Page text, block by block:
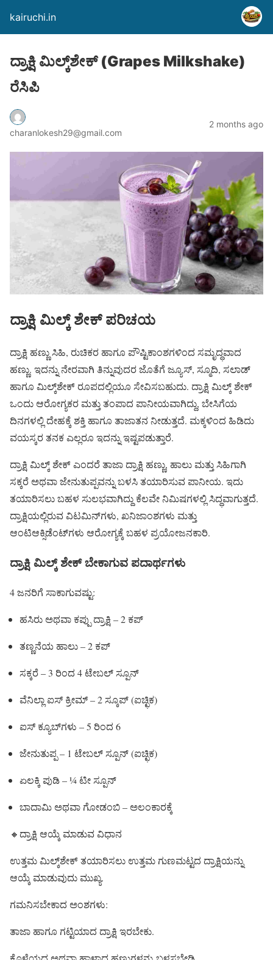
kairuchi.in
ದ್ರಾಕ್ಷಿ ಮಿಲ್ಕ್‌ಶೇಕ್ (Grapes Milkshake)
ರೆಸಿಪಿ
charanlokesh29@gmail.com
2 months ago
ದ್ರಾಕ್ಷಿ ಮಿಲ್ಕ್‌ ಶೇಕ್ ಪರಿಚಯ
ದ್ರಾಕ್ಷಿ ಹಣ್ಣು ಸಿಹಿ, ರುಚಿಕರ ಹಾಗೂ ಪೌಷ್ಟಿಕಾಂಶಗಳಿಂದ ಸಮೃದ್ಧವಾದ
ಹಣ್ಣು. ಇದನ್ನು ನೇರವಾಗಿ ತಿನ್ನುವುದರ ಜೊತೆಗೆ ಜ್ಯೂಸ್, ಸ್ಮೂದಿ, ಸಲಾಡ್
ಹಾಗೂ ಮಿಲ್ಕ್‌ಶೇಕ್ ರೂಪದಲ್ಲಿಯೂ ಸೇವಿಸಬಹುದು. ದ್ರಾಕ್ಷಿ ಮಿಲ್ಕ್‌ ಶೇಕ್
ಒಂದು ಆರೋಗ್ಯಕರ ಮತ್ತು ತಂಪಾದ ಪಾನೀಯವಾಗಿದ್ದು, ಬೇಸಿಗೆಯ
ದಿನಗಳಲ್ಲಿ ದೇಹಕ್ಕೆ ಶಕ್ತಿ ಹಾಗೂ ತಾಜಾತನ ನೀಡುತ್ತದೆ. ಮಕ್ಕಳಿಂದ ಹಿಡಿದು
ವಯಸ್ಕರ ತನಕ ಎಲ್ಲರೂ ಇದನ್ನು ಇಷ್ಟಪಡುತ್ತಾರೆ.
ದ್ರಾಕ್ಷಿ ಮಿಲ್ಕ್‌ ಶೇಕ್ ಎಂದರೆ ತಾಜಾ ದ್ರಾಕ್ಷಿ ಹಣ್ಣು, ಹಾಲು ಮತ್ತು ಸಿಹಿಗಾಗಿ
ಸಕ್ಕರೆ ಅಥವಾ ಜೇನುತುಪ್ಪವನ್ನು ಬಳಸಿ ತಯಾರಿಸುವ ಪಾನೀಯ. ಇದು
ತಯಾರಿಸಲು ಬಹಳ ಸುಲಭವಾಗಿದ್ದು ಕೆಲವೇ ನಿಮಿಷಗಳಲ್ಲಿ ಸಿದ್ಧವಾಗುತ್ತದೆ.
ದ್ರಾಕ್ಷಿಯಲ್ಲಿರುವ ವಿಟಮಿನ್‌ಗಳು, ಖನಿಜಾಂಶಗಳು ಮತ್ತು
ಆಂಟಿಆಕ್ಸಿಡೆಂಟ್‌ಗಳು ಆರೋಗ್ಯಕ್ಕೆ ಬಹಳ ಪ್ರಯೋಜನಕಾರಿ.
ದ್ರಾಕ್ಷಿ ಮಿಲ್ಕ್ ಶೇಕ್ ಬೇಕಾಗುವ ಪದಾರ್ಥಗಳು
4 ಜನರಿಗೆ ಸಾಕಾಗುವಷ್ಟು:
ಹಸಿರು ಅಥವಾ ಕಪ್ಪು ದ್ರಾಕ್ಷಿ – 2 ಕಪ್
ತಣ್ಣನೆಯ ಹಾಲು – 2 ಕಪ್
ಸಕ್ಕರೆ – 3 ರಿಂದ 4 ಟೇಬಲ್ ಸ್ಪೂನ್
ವೆನಿಲ್ಲಾ ಐಸ್ ಕ್ರೀಮ್ – 2 ಸ್ಕೂಪ್ (ಐಚ್ಛಿಕ)
ಐಸ್ ಕ್ಯೂಬ್‌ಗಳು – 5 ರಿಂದ 6
ಜೇನುತುಪ್ಪ – 1 ಟೇಬಲ್ ಸ್ಪೂನ್ (ಐಚ್ಛಿಕ)
ಏಲಕ್ಕಿ ಪುಡಿ – ¼ ಟೀ ಸ್ಪೂನ್
ಬಾದಾಮಿ ಅಥವಾ ಗೋಡಂಬಿ – ಅಲಂಕಾರಕ್ಕೆ
🔸ದ್ರಾಕ್ಷಿ ಆಯ್ಕೆ ಮಾಡುವ ವಿಧಾನ
ಉತ್ತಮ ಮಿಲ್ಕ್‌ಶೇಕ್ ತಯಾರಿಸಲು ಉತ್ತಮ ಗುಣಮಟ್ಟದ ದ್ರಾಕ್ಷಿಯನ್ನು
ಆಯ್ಕೆ ಮಾಡುವುದು ಮುಖ್ಯ.
ಗಮನಿಸಬೇಕಾದ ಅಂಶಗಳು:
ತಾಜಾ ಹಾಗೂ ಗಟ್ಟಿಯಾದ ದ್ರಾಕ್ಷಿ ಇರಬೇಕು.